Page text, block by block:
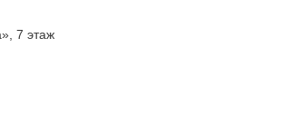
7 этаж